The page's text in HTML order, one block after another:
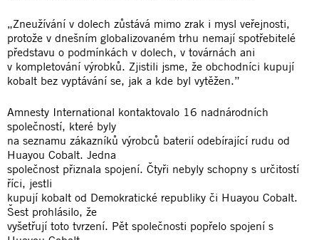
„Zneužívání v dolech zůstává mimo zrak i mysl veřejnosti,
protože v dnešním globalizovaném trhu nemají spotřebitelé
představu o podmínkách v dolech, v továrnách ani
v kompletování výrobků. Zjistili jsme, že obchodníci kupují
kobalt bez vyptávání se, jak a kde byl vytěžen.”
Amnesty International kontaktovalo 16 nadnárodních
společností, které byly
na seznamu zákazníků výrobců baterií odebírající rudu od
Huayou Cobalt. Jedna
společnost přiznala spojení. Čtyři nebyly schopny s určitostí
říci, jestli
kupují kobalt od Demokratické republiky či Huayou Cobalt.
Šest prohlásilo, že
vyšetřují toto tvrzení. Pět společnosti popřelo spojení s